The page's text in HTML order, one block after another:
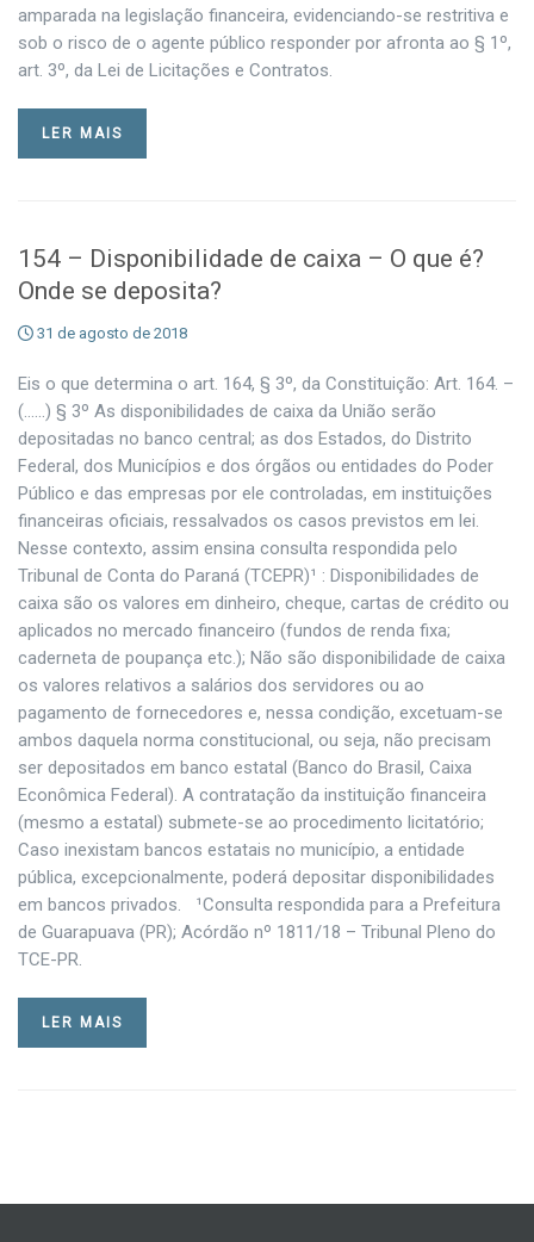
amparada na legislação financeira, evidenciando-se restritiva e
sob o risco de o agente público responder por afronta ao § 1º,
art. 3º, da Lei de Licitações e Contratos.
LER MAIS
154 – Disponibilidade de caixa – O que é?
Onde se deposita?
31 de agosto de 2018
Eis o que determina o art. 164, § 3º, da Constituição: Art. 164. –
(……) § 3º As disponibilidades de caixa da União serão
depositadas no banco central; as dos Estados, do Distrito
Federal, dos Municípios e dos órgãos ou entidades do Poder
Público e das empresas por ele controladas, em instituições
financeiras oficiais, ressalvados os casos previstos em lei.
Nesse contexto, assim ensina consulta respondida pelo
Tribunal de Conta do Paraná (TCEPR)¹ : Disponibilidades de
caixa são os valores em dinheiro, cheque, cartas de crédito ou
aplicados no mercado financeiro (fundos de renda fixa;
caderneta de poupança etc.); Não são disponibilidade de caixa
os valores relativos a salários dos servidores ou ao
pagamento de fornecedores e, nessa condição, excetuam-se
ambos daquela norma constitucional, ou seja, não precisam
ser depositados em banco estatal (Banco do Brasil, Caixa
Econômica Federal). A contratação da instituição financeira
(mesmo a estatal) submete-se ao procedimento licitatório;
Caso inexistam bancos estatais no município, a entidade
pública, excepcionalmente, poderá depositar disponibilidades
em bancos privados. ¹Consulta respondida para a Prefeitura
de Guarapuava (PR); Acórdão nº 1811/18 – Tribunal Pleno do
TCE-PR.
LER MAIS